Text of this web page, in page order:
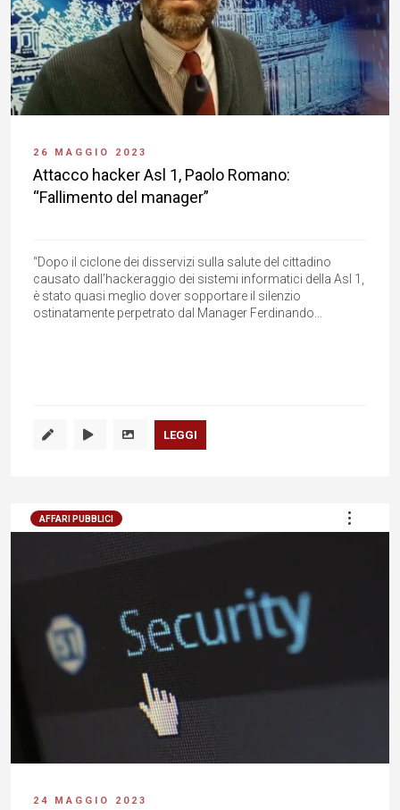
26 MAGGIO 2023
Attacco hacker Asl 1, Paolo Romano:
“Fallimento del manager”
“Dopo il ciclone dei disservizi sulla salute del cittadino
causato dall’hackeraggio dei sistemi informatici della Asl 1,
è stato quasi meglio dover sopportare il silenzio
ostinatamente perpetrato dal Manager Ferdinando...
LEGGI
AFFARI PUBBLICI
24 MAGGIO 2023